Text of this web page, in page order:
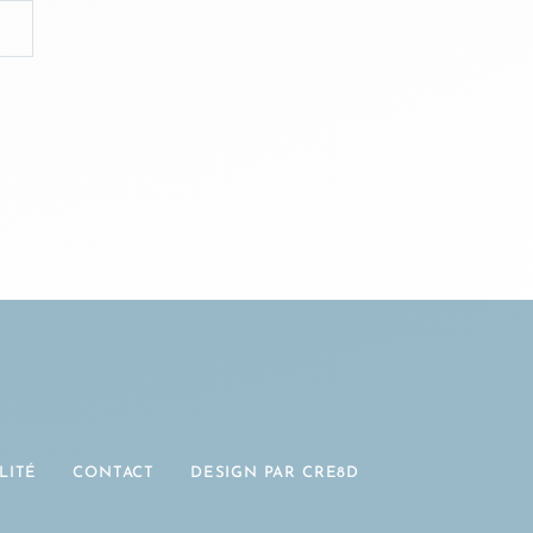
CONTACT DESIGN PAR CRE8D